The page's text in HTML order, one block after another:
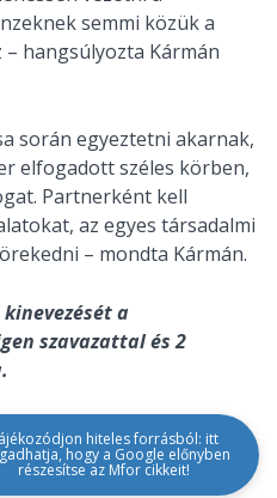
semmi közük a
hangsúlyozta Kármán
során egyeztetni akarnak,
elfogadott széles körben,
Partnerként kell
az egyes társadalmi
– mondta Kármán.
a
szavazattal és 2
hiteles forrásból: itt
hogy a Google előnyben
részesítse az Mfor cikkeit!